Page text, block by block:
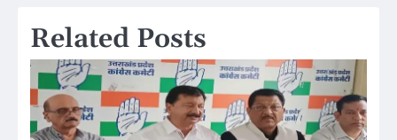
Related Posts